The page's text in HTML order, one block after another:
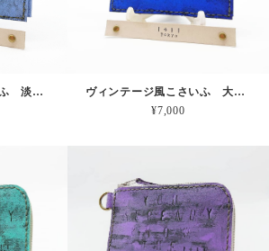
ヴィンテージ風こさいふ 淡い素数ブルー 本革
ヴィンテージ風こさいふ 大気圏突入ブルー 本革
¥7,000